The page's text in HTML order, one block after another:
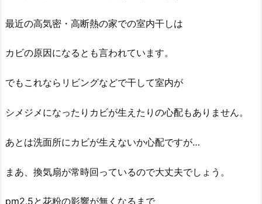
最近の高気密・高断熱の家での室内干しは
カビの原因になるとも言われています。
でもこれならリビングなどで干して室内が
シメジメになったりカビが生えたりの心配もありません。
あとは洗面所にカビが生えないか心配ですが…
まあ、換気扇が常時回っているので大丈夫でしょう。
pm2.5と花粉の影響が無くなるまで